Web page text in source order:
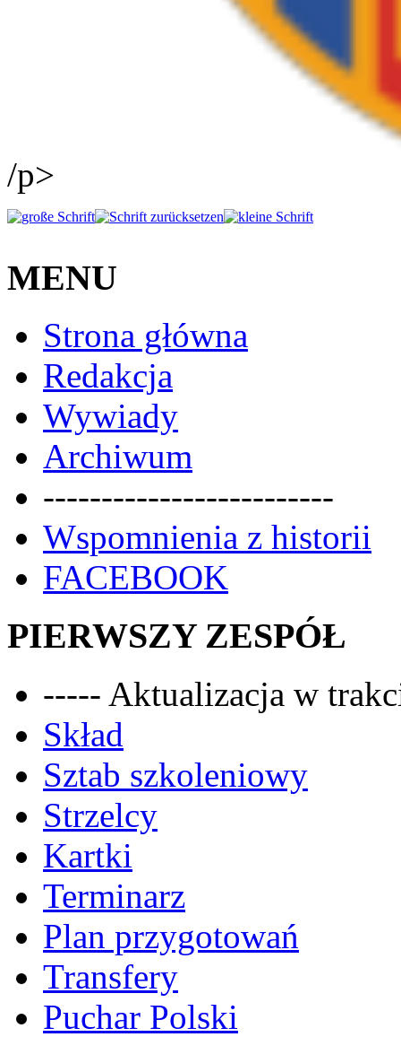
/p>
MENU
Strona główna
Redakcja
Wywiady
Archiwum
-------------------------
Wspomnienia z historii
FACEBOOK
PIERWSZY ZESPÓŁ
----- Aktualizacja w
Skład
Sztab szkoleniowy
Strzelcy
Kartki
Terminarz
Plan przygotowań
Transfery
Puchar Polski